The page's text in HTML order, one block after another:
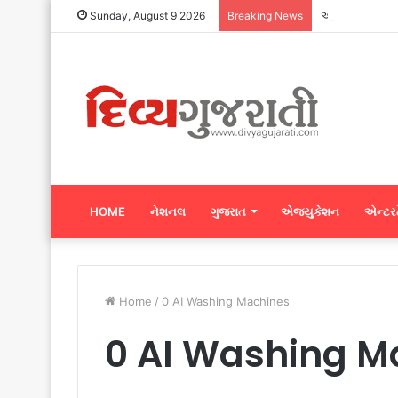
Sunday, August 9 2026 Breaking News અદાણી
HOME નેશનલ ગુજરાત એજ્યુકેશન
Home / 0 AI Washing Machines
0 AI Washing